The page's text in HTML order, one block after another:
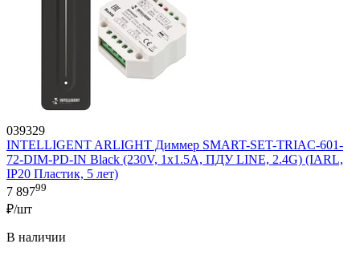
039329
INTELLIGENT ARLIGHT Диммер SMART-SET-TRIAC-601-
72-DIM-PD-IN Black (230V, 1x1.5A, ПДУ LINE, 2.4G) (IARL,
IP20 Пластик, 5 лет)
7 89799
₽/шт
В наличии